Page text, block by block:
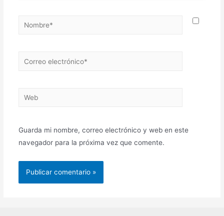
Guarda mi nombre, correo electrónico y web en este
navegador para la próxima vez que comente.